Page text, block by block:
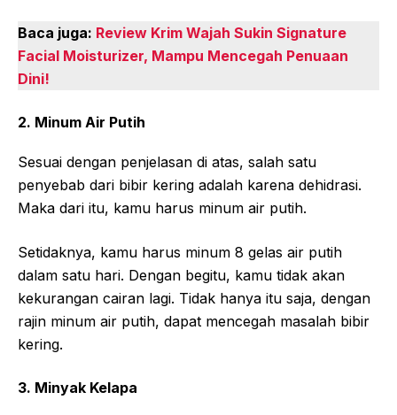
Baca juga: Review Krim Wajah Sukin Signature
Facial Moisturizer, Mampu Mencegah Penuaan
Dini!
2. Minum Air Putih
Sesuai dengan penjelasan di atas, salah satu
penyebab dari bibir kering adalah karena dehidrasi.
Maka dari itu, kamu harus minum air putih.
Setidaknya, kamu harus minum 8 gelas air putih
dalam satu hari. Dengan begitu, kamu tidak akan
kekurangan cairan lagi. Tidak hanya itu saja, dengan
rajin minum air putih, dapat mencegah masalah bibir
kering.
3. Minyak Kelapa